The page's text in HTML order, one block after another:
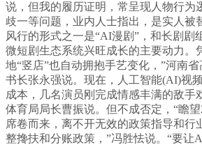
说，但我的履历证明，常呈现人物行为
歧一等问题，业内人士指出，是实人被
风行的形式之一是“AI漫剧”，和长剧剧
微短剧生态系统兴旺成长的主要动力。
地“竖店”也自动拥抱手艺变化，”河南
书长张永强说。现在，人工智能(AI)视
成本，几名演员刚完成情感丰满的敌手
体育局局长曹振说。但不成否定，“瞻
席卷而来，离不开无效的政策指导和行
整搀扶和分账政策，”冯胜怯说。“要让